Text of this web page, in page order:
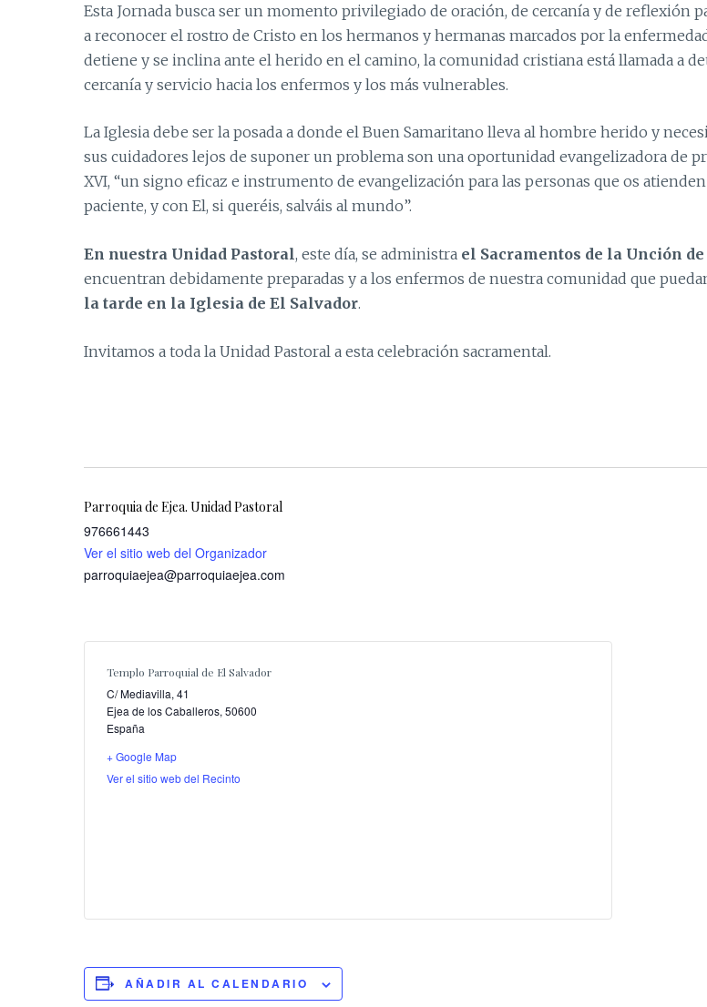
Esta Jornada busca ser un momento privilegiado de oración, de cercanía y de reflexión
a reconocer el rostro de Cristo en los hermanos y hermanas marcados por la
detiene y se inclina ante el herido en el camino, la comunidad cristiana está llamada a
cercanía y servicio hacia los enfermos y los más vulnerables.
La Iglesia debe ser la posada a donde el Buen Samaritano lleva al hombre herido y
sus cuidadores lejos de suponer un problema son una oportunidad evangelizadora de
XVI, “un signo eficaz e instrumento de evangelización para las personas que os
paciente, y con El, si queréis, salváis al mundo”.
En nuestra Unidad Pastoral, este día, se administra el Sacramentos de la Unción
encuentran debidamente preparadas y a los enfermos de nuestra comunidad que
la tarde en la Iglesia de El Salvador.
Invitamos a toda la Unidad Pastoral a esta celebración sacramental.
Parroquia de Ejea. Unidad Pastoral
976661443
Ver el sitio web del Organizador
parroquiaejea@parroquiaejea.com
Templo Parroquial de El Salvador
C/ Mediavilla, 41
Ejea de los Caballeros, 50600
España
+ Google Map
Ver el sitio web del Recinto
AÑADIR AL CALENDARIO